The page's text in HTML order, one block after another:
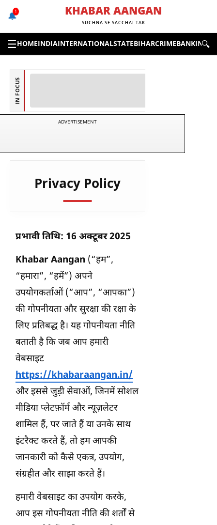
Skip
🔔
1 KHABAR AANGAN
SUCHNA SE SACCHAI TAK
☰HOMEINDIAINTERNATIONALSTATEBIHARCRIMEBANKING &
🔍
IN FOCUS
ADVERTISEMENT
Privacy Policy
प्रभावी तिथि: 16 अक्टूबर 2025
Khabar Aangan (“हम”,
“हमारा”, “हमें”) अपने
उपयोगकर्ताओं (“आप”, “आपका”)
की गोपनीयता और सुरक्षा की रक्षा के
लिए प्रतिबद्ध है। यह गोपनीयता नीति
बताती है कि जब आप हमारी
वेबसाइट
https://khabaraangan.in/
और इससे जुड़ी सेवाओं, जिनमें सोशल
मीडिया प्लेटफ़ॉर्म और न्यूज़लेटर
शामिल हैं, पर जाते हैं या उनके साथ
इंटरैक्ट करते हैं, तो हम आपकी
जानकारी को कैसे एकत्र, उपयोग,
संग्रहीत और साझा करते हैं।
हमारी वेबसाइट का उपयोग करके,
आप इस गोपनीयता नीति की शर्तों से